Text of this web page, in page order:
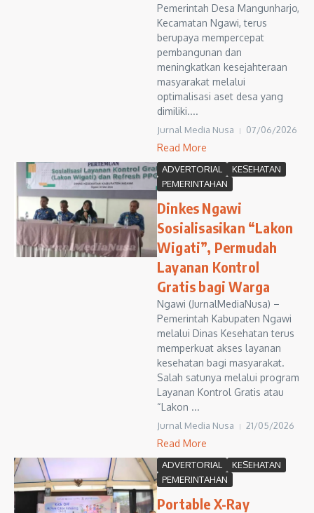
Pemerintah Desa Mangunharjo,
Kecamatan Ngawi, terus
berupaya mempercepat
pembangunan dan
meningkatkan kesejahteraan
masyarakat melalui
optimalisasi aset desa yang
dimiliki....
Jurnal Media Nusa 07/06/2026
Read More
ADVERTORIAL
KESEHATAN
PEMERINTAHAN
Dinkes Ngawi
Sosialisasikan “Lakon
Wigati”, Permudah
Layanan Kontrol
Gratis bagi Warga
Ngawi (JurnalMediaNusa) –
Pemerintah Kabupaten Ngawi
melalui Dinas Kesehatan terus
memperkuat akses layanan
kesehatan bagi masyarakat.
Salah satunya melalui program
Layanan Kontrol Gratis atau
“Lakon ...
Jurnal Media Nusa 21/05/2026
Read More
ADVERTORIAL
KESEHATAN
PEMERINTAHAN
Portable X-Ray